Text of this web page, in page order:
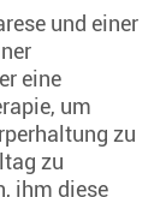
und einer
eine
um
zu
zu
ihm diese